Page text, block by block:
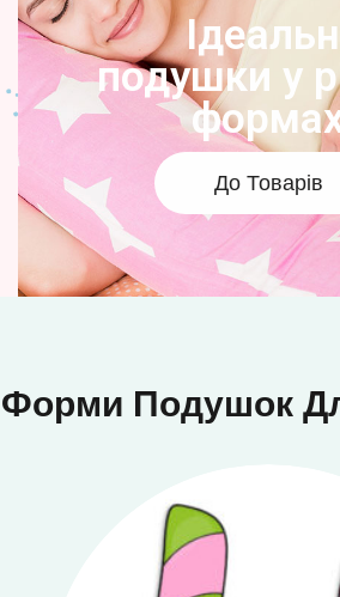
подушки у
До Товарів
Форми Подушок